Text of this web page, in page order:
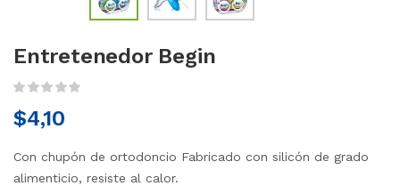
Entretenedor Begin
$4,10
Con chupón de ortodoncio Fabricado con silicón de grado
alimenticio, resiste al calor.